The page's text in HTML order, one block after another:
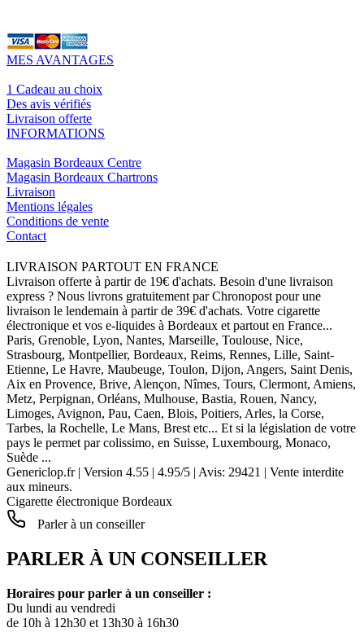
MES AVANTAGES
1 Cadeau au choix
Des avis vérifiés
Livraison offerte
INFORMATIONS
Magasin Bordeaux Centre
Magasin Bordeaux Chartrons
Livraison
Mentions légales
Conditions de vente
Contact
LIVRAISON PARTOUT EN FRANCE
Livraison offerte à partir de 19€ d'achats. Besoin d'une livraison
express ? Nous livrons gratuitement par Chronopost pour une
livraison le lendemain à partir de 39€ d'achats. Votre cigarette
électronique et vos e-liquides à Bordeaux et partout en France...
Paris, Grenoble, Lyon, Nantes, Marseille, Toulouse, Nice,
Strasbourg, Montpellier, Bordeaux, Reims, Rennes, Lille, Saint-
Etienne, Le Havre, Maubeuge, Toulon, Dijon, Angers, Saint Denis,
Aix en Provence, Brive, Alençon, Nîmes, Tours, Clermont, Amiens,
Metz, Perpignan, Orléans, Mulhouse, Bastia, Rouen, Nancy,
Limoges, Avignon, Pau, Caen, Blois, Poitiers, Arles, la Corse,
Tarbes, la Rochelle, Le Mans, Brest etc... Et si la législation de votre
pays le permet par colissimo, en Suisse, Luxembourg, Monaco,
Suède ...
Genericlop.fr| Version 4.55 | 4.95/5 | Avis: 29421 | Vente interdite
aux mineurs.
Cigarette électronique Bordeaux
Parler à un conseiller
PARLER À UN CONSEILLER
Horaires pour parler à un conseiller :
Du lundi au vendredi
de 10h à 12h30 et 13h30 à 16h30